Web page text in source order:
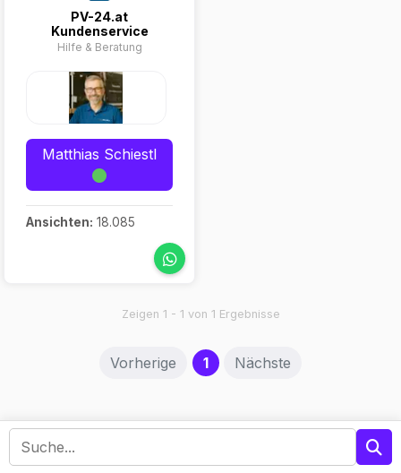
PV-24.at
Kundenservice
Hilfe & Beratung
Matthias Schiestl
Ansichten: 18.085
Zeigen 1 - 1 von 1 Ergebnisse
Vorherige 1(current)
Nächste